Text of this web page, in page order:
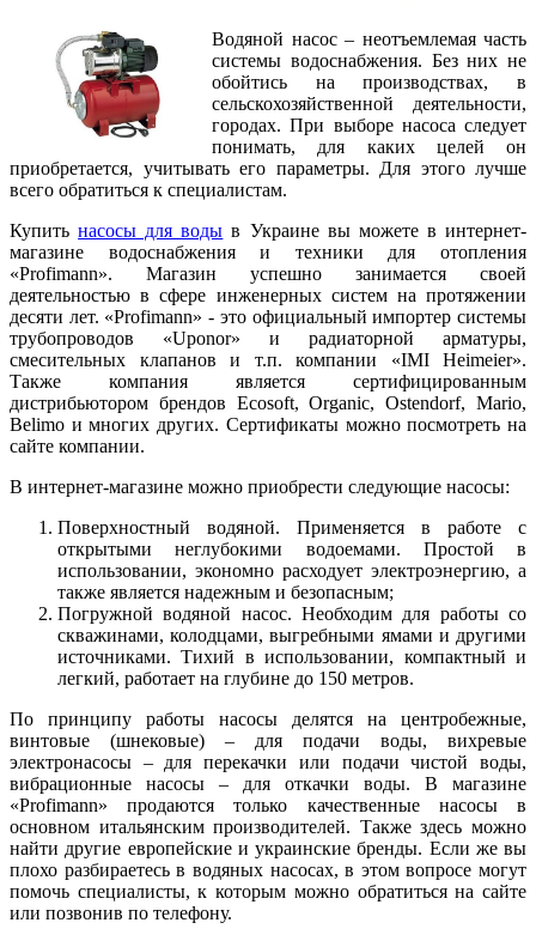
Водяной насос – неотъемлемая часть
системы водоснабжения. Без них не
обойтись на производствах, в
сельскохозяйственной деятельности,
городах. При выборе насоса следует
понимать, для каких целей он
приобретается, учитывать его параметры. Для этого лучше
всего обратиться к специалистам.
Купитьнасосы для воды в Украине вы можете в интернет-
магазине водоснабжения и техники для отопления
«Profimann». Магазин успешно занимается своей
деятельностью в сфере инженерных систем на протяжении
десяти лет. «Profimann» - это официальный импортер системы
трубопроводов «Uponor» и радиаторной арматуры,
смесительных клапанов и т.п. компании «IMI Heimeier».
Также компания является сертифицированным
дистрибьютором брендов Ecosoft, Organic, Ostendorf, Mario,
Belimo и многих других. Сертификаты можно посмотреть на
сайте компании.
В интернет-магазине можно приобрести следующие насосы:
Поверхностный водяной. Применяется в работе с
открытыми неглубокими водоемами. Простой в
использовании, экономно расходует электроэнергию, а
также является надежным и безопасным;
Погружной водяной насос. Необходим для работы со
скважинами, колодцами, выгребными ямами и другими
источниками. Тихий в использовании, компактный и
легкий, работает на глубине до 150 метров.
По принципу работы насосы делятся на центробежные,
винтовые (шнековые) – для подачи воды, вихревые
электронасосы – для перекачки или подачи чистой воды,
вибрационные насосы – для откачки воды. В магазине
«Profimann» продаются только качественные насосы в
основном итальянским производителей. Также здесь можно
найти другие европейские и украинские бренды. Если же вы
плохо разбираетесь в водяных насосах, в этом вопросе могут
помочь специалисты, к которым можно обратиться на сайте
или позвонив по телефону.